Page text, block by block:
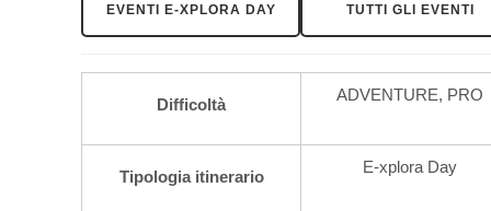
EVENTI E-XPLORA DAY TUTTI GLI EVENTI
Difficoltà
ADVENTURE, PRO
Tipologia itinerario
E-xplora Day